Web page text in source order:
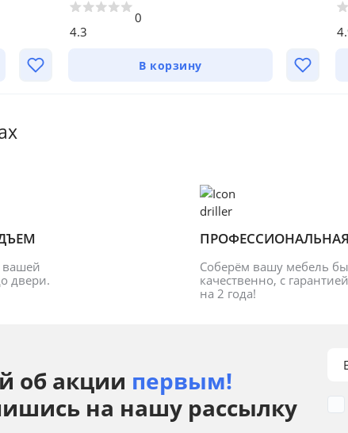
4.3
0
В корзину
вашей
двери.
Соберём вашу мебель
качественно, с гарантией
на 2 года!
об акции первым!
на нашу рассылку